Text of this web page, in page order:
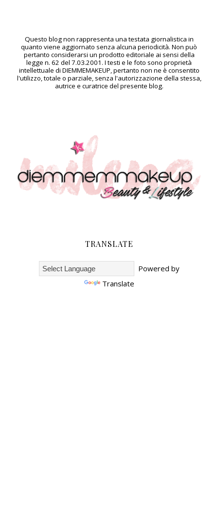
Questo blog non rappresenta una testata giornalistica in
quanto viene aggiornato senza alcuna periodicità. Non può
pertanto considerarsi un prodotto editoriale ai sensi della
legge n. 62 del 7.03.2001. I testi e le foto sono proprietà
intellettuale di DIEMMEMAKEUP, pertanto non ne è consentito
l'utilizzo, totale o parziale, senza l'autorizzazione della stessa,
autrice e curatrice del presente blog.
TRANSLATE
Powered by
Translate